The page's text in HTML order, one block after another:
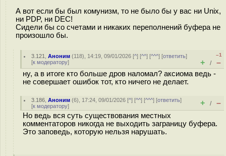
А вот если бы был комунизм, то не было бы у вас ни Unix,
ни PDP, ни DEC!
Сидели бы со счетами и никаких переполнений буфера не
произошло бы.
3.121 ,Аноним (118), 14:19, 09/01/2026 [^] [^^] [^^^] [ответить]
[к модератору]
–1
+ / –
ну, а в итоге кто больше дров наломал? аксиома ведь -
не совершает ошибок тот, кто ничего не делает.
3.186 ,Аноним (6), 17:24, 09/01/2026 [^] [^^] [^^^] [ответить]
[к модератору] + / –
Но ведь вся суть существования местных
комментаторов никогда не выходить заграницу буфера.
Это заповедь, которую нельзя нарушать.